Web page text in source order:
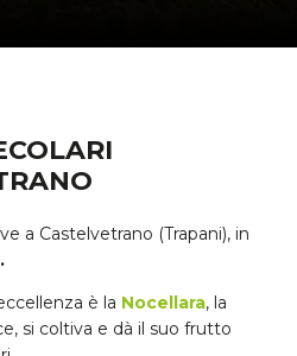
a Castelvetrano (Trapani), in
è la Nocellara, la
si coltiva e dà il suo frutto